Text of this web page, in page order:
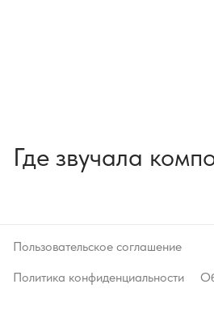
Где звучала
Пользовательское соглашение
Политика конфиденциальности